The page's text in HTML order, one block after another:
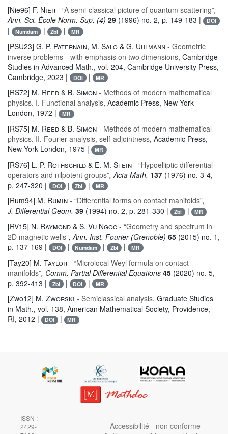
[Nie96] F. Nier - “A semi-classical picture of quantum scattering”,
Ann. Sci. École Norm. Sup. (4) 29 (1996) no. 2, p. 149-183 | DOI
| Numdam | Zbl | MR
[PSU23] G. P. Paternain, M. Salo & G. Uhlmann - Geometric
inverse problems—with emphasis on two dimensions, Cambridge
Studies in Advanced Math., vol. 204, Cambridge University Press,
Cambridge, 2023 |
DOI | MR
[RS72] M. Reed & B. Simon - Methods of modern mathematical
physics. I. Functional analysis, Academic Press, New York-
London, 1972 |
MR
[RS75] M. Reed & B. Simon - Methods of modern mathematical
physics. II. Fourier analysis, self-adjointness, Academic Press,
New York-London, 1975 |
MR
[RS76] L. P. Rothschild & E. M. Stein - “Hypoelliptic differential
operators and nilpotent groups”, Acta Math. 137 (1976) no. 3-4,
p. 247-320 |
DOI | Zbl | MR
[Rum94] M. Rumin - “Differential forms on contact manifolds”,
J. Differential Geom. 39 (1994) no. 2, p. 281-330 | Zbl | MR
[RV15] N. Raymond & S. Vu Ngoc - “Geometry and spectrum in
2D magnetic wells”, Ann. Inst. Fourier (Grenoble) 65 (2015) no. 1,
p. 137-169 |
DOI | Numdam | Zbl | MR
[Tay20] M. Taylor - “Microlocal Weyl formula on contact
manifolds”, Comm. Partial Differential Equations 45 (2020) no. 5,
p. 392-413 |
Zbl | DOI | MR
[Zwo12] M. Zworski - Semiclassical analysis, Graduate Studies
in Math., vol. 138, American Mathematical Society, Providence,
RI, 2012 |
DOI | MR
ISSN :
2429-
Accessibilité - non conforme